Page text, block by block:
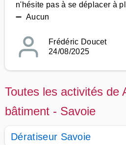
n'hésite pas à se déplacer à
➖ Aucun
Frédéric Doucet
24/08/2025
Toutes les activités de
bâtiment - Savoie
Dératiseur Savoie